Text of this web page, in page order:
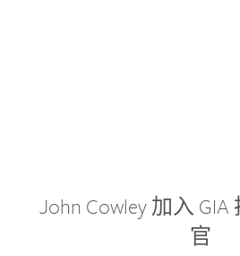
John Cowley 加入
官